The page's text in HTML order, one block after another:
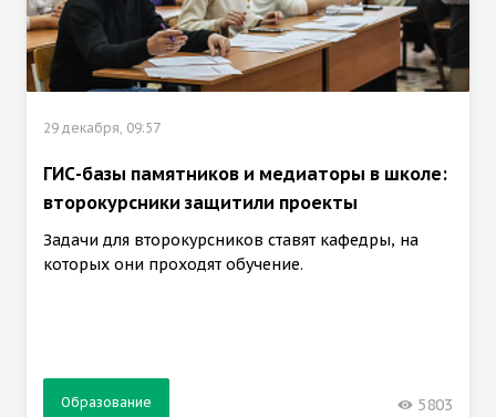
29 декабря, 09:57
ГИС-базы памятников и медиаторы в школе:
второкурсники защитили проекты
Задачи для второкурсников ставят кафедры, на
которых они проходят обучение.
Образование 5803